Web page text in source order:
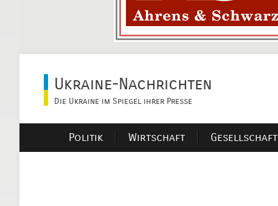
Ukraine-Nachrichten
Die Ukraine im Spiegel ihrer Presse
Politik Wirtschaft Gesellschaft